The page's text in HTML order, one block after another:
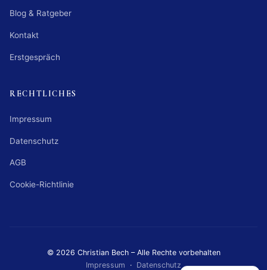
Blog & Ratgeber
Kontakt
Erstgespräch
RECHTLICHES
Impressum
Datenschutz
AGB
Cookie-Richtlinie
© 2026 Christian Bech – Alle Rechte vorbehalten
Impressum · Datenschutz